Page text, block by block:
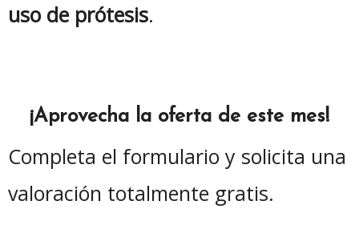
uso de prótesis.
¡Aprovecha la oferta de este mes!
Completa el formulario y solicita una
valoración totalmente gratis.